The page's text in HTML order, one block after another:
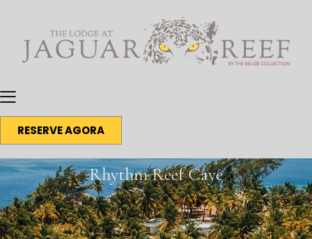
RESERVE AGORA
Rhythm Reef Caye